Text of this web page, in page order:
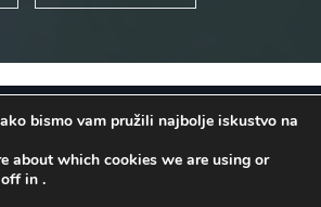
d.o.o. 2026
. Configured
Osijek. Sva prava pridržana.
bismo vam pružili najbolje iskustvo na
about which cookies we are using or
in .